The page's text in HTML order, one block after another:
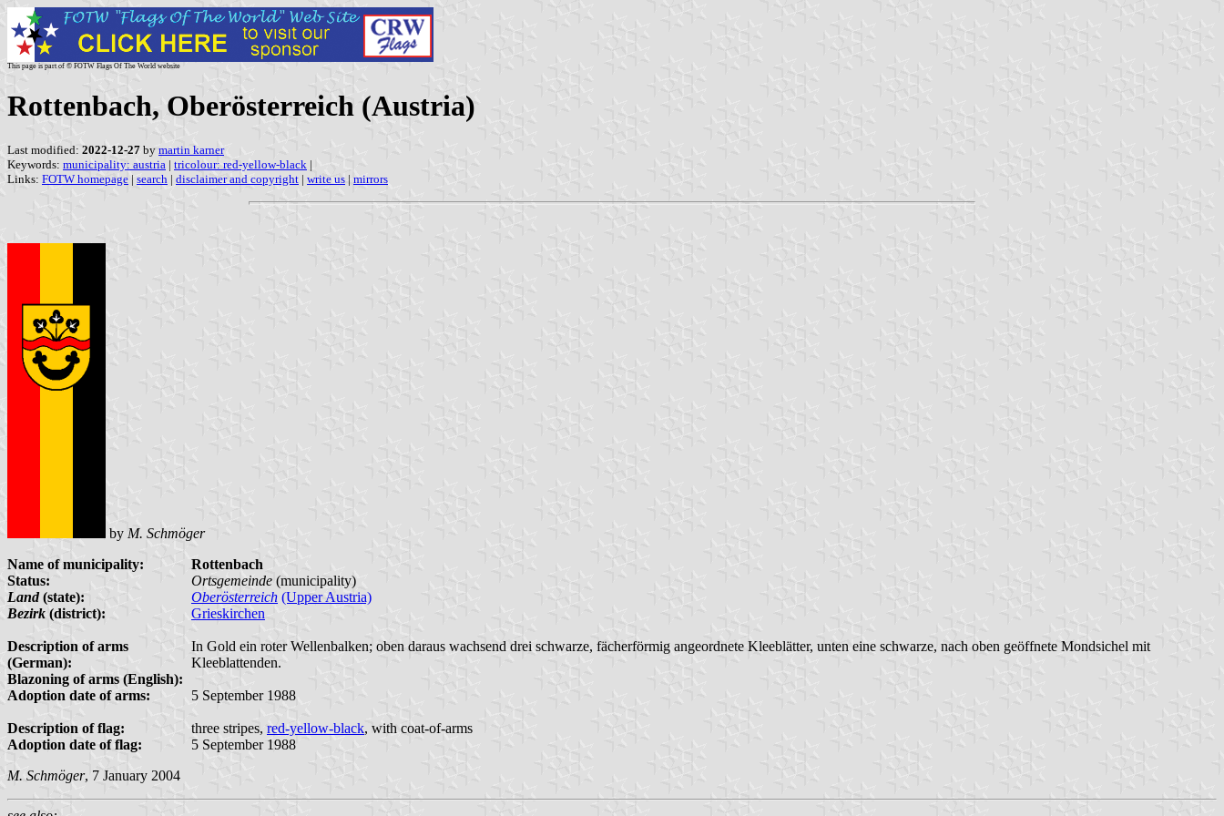
This page is part of © FOTW Flags Of The World website
Rottenbach, Oberösterreich (Austria)
Last modified: 2022-12-27 by martin karner
Keywords: municipality: austria | tricolour: red-yellow-black |
Links: FOTW homepage | search | disclaimer and copyright | write us | mirrors
by M. Schmöger
Name of municipality:
Rottenbach
Status:
Ortsgemeinde (municipality)
Land(state): Oberösterreich (Upper Austria)
Bezirk (district): Grieskirchen
Description of arms
(German):
In Gold ein roter Wellenbalken; oben daraus wachsend drei schwarze, fächerförmig angeordnete Kleeblätter, unten eine schwarze, nach oben geöffnete Mondsichel mit
Kleeblattenden.
Blazoning of arms (English):
Adoption date of arms:
5 September 1988
Description of flag: three stripes, red-yellow-black, with coat-of-arms
Adoption date of flag:
5 September 1988
M. Schmöger, 7 January 2004